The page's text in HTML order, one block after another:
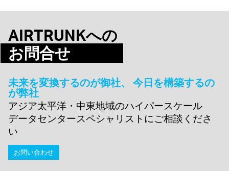
AIRTRUNKへの
お問合せ
未来を変換するのが御社、 今日を構築するの
が弊社
アジア太平洋・中東地域のハイパースケール
データセンタースペシャリストにご相談くださ
い
お問い合わせ